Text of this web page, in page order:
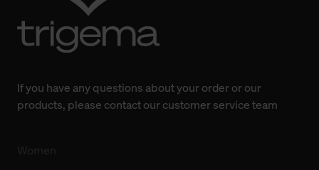
Weitere Informationen über Cookies und Web-
Technologien sowie die Nutzung Ihrer persönlichen Daten
If you have any questions about your order or our
products, please contact our customer service team